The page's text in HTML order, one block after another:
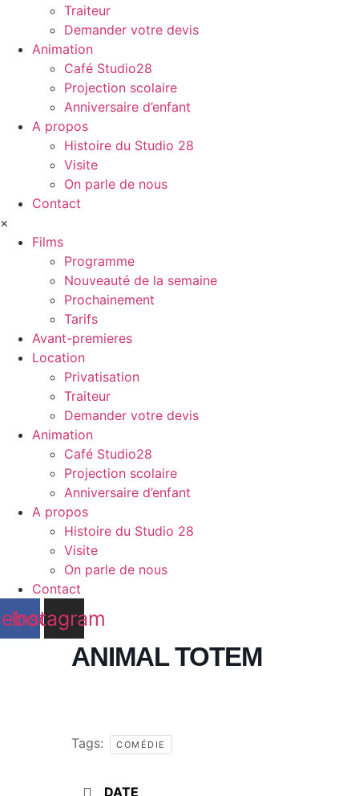
Traiteur
Demander votre devis
Animation
Café Studio28
Projection scolaire
Anniversaire d’enfant
A propos
Histoire du Studio 28
Visite
On parle de nous
Contact
×
Films
Programme
Nouveauté de la semaine
Prochainement
Tarifs
Avant-premieres
Location
Privatisation
Traiteur
Demander votre devis
Animation
Café Studio28
Projection scolaire
Anniversaire d’enfant
A propos
Histoire du Studio 28
Visite
On parle de nous
Contact
Instagram
ANIMAL TOTEM
Tags: COMÉDIE
DATE